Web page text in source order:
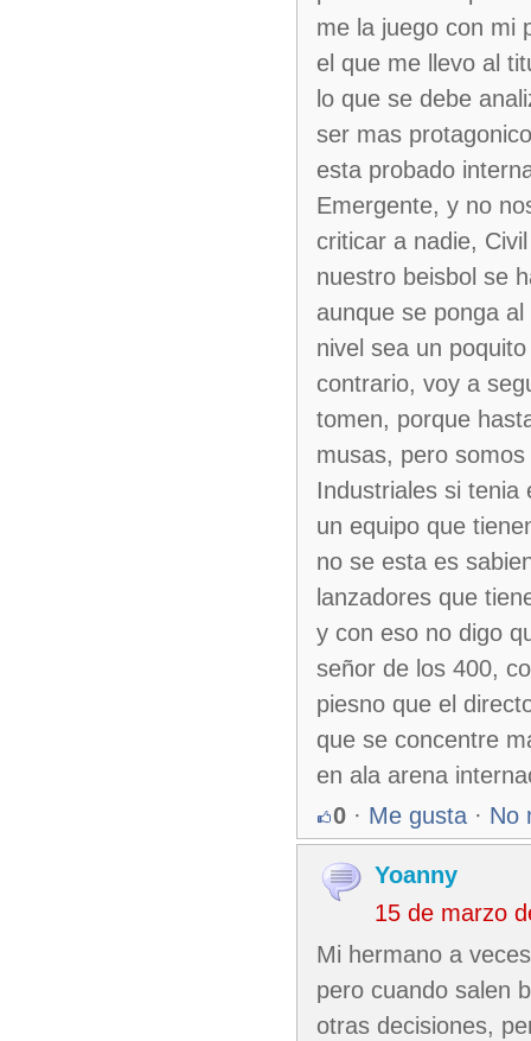
me la juego con mi
el que me llevo al
lo que se debe
ser mas
esta probado
Emergente, y no
criticar a nadie,
nuestro beisbol se
aunque se ponga
nivel sea un
contrario, voy a
tomen, porque
musas, pero
Industriales si tenia
un equipo que
no se esta es
lanzadores que
y con eso no digo
señor de los 400,
piesno que el
que se concentre
en ala arena
0 · Me gusta · No
Yoanny
15 de marzo
Mi hermano a
pero cuando salen
otras decisiones,